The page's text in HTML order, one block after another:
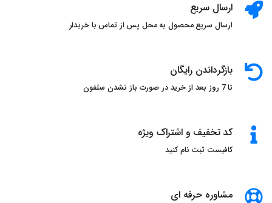
ارسال سریع
ارسال سریع محصول به محل پس از تماس با خریدار
بازگرداندن رایگان
تا 7 روز بعد از خرید در صورت باز نشدن سلفون
کد تخفیف و اشتراک ویژه
کافیست ثبت نام کنید
مشاوره حرفه ای